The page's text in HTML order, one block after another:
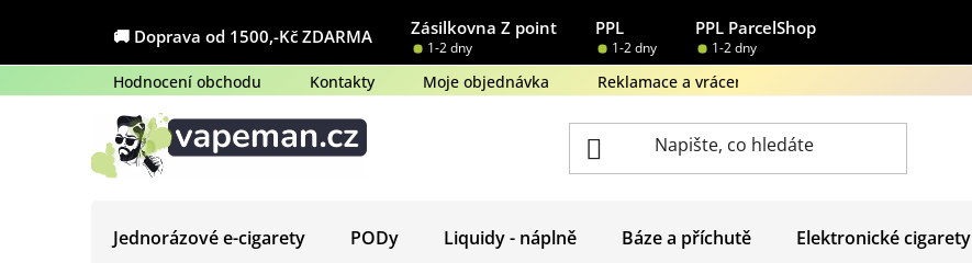
obsah
🚚 Doprava od 1500,-Kč ZDARMA Zásilkovna Z point PPL PPL ParcelShop
1-2 dny 1-2 dny 1-2 dny
Hodnocení obchodu Kontakty Moje objednávka Reklamace a vrácení zboží
Jednorázové e-cigarety PODy Liquidy - náplně Báze a příchutě Elektronické cigarety